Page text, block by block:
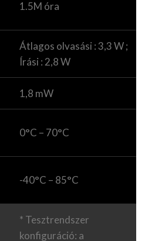
1.5M óra
Átlagos olvasási : 3,3 W ;
Írási : 2,8 W
1,8 mW
0°C – 70°C
-40°C – 85°C
* Tesztrendszer
konfiguráció: a